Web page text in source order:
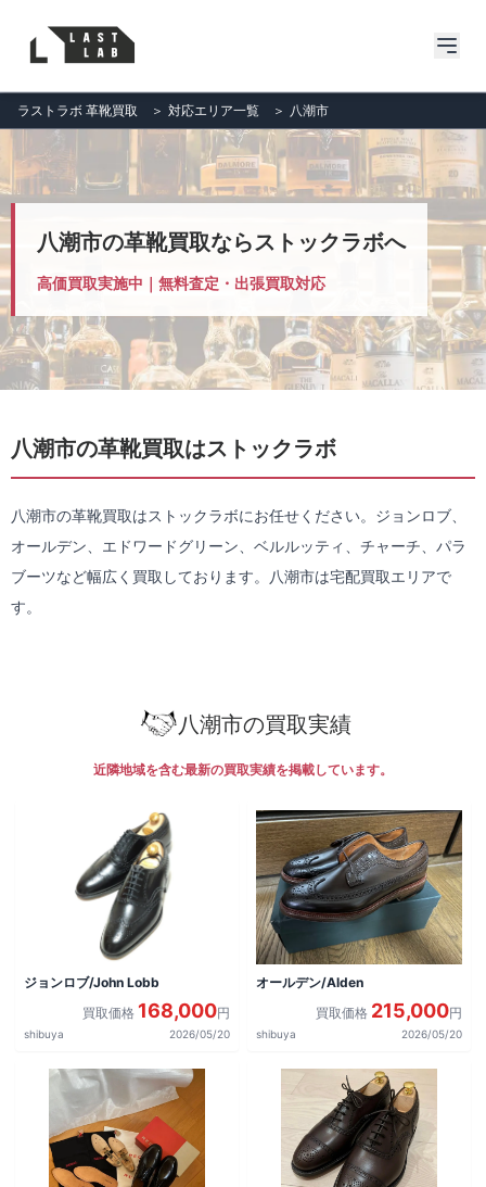
ラストラボ 革靴買取 ＞ 対応エリア一覧 ＞ 八潮市
八潮市の革靴買取ならストックラボへ
高価買取実施中｜無料査定・出張買取対応
八潮市の革靴買取はストックラボ
八潮市の革靴買取はストックラボにお任せください。ジョンロブ、
オールデン、エドワードグリーン、ベルルッティ、チャーチ、パラ
ブーツなど幅広く買取しております。八潮市は宅配買取エリアで
す。
八潮市の買取実績
近隣地域を含む最新の買取実績を掲載しています。
ジョンロブ/John Lobb
買取価格 168,000円
shibuya 2026/05/20
オールデン/Alden
買取価格 215,000円
shibuya 2026/05/20